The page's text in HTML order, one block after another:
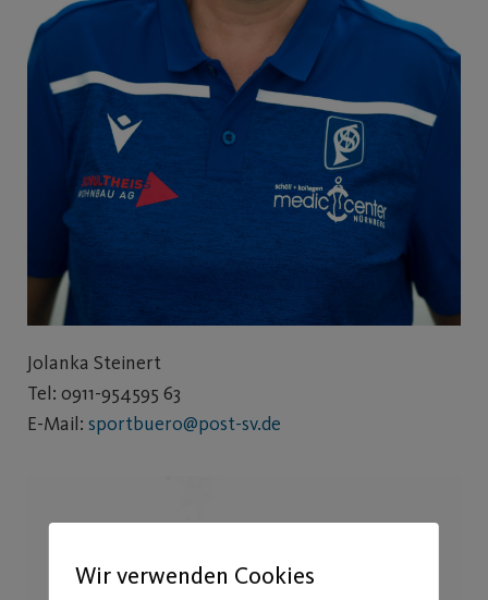
Jolanka Steinert
Tel: 0911-954595 63
E-Mail: sportbuero@post-sv.de
Wir verwenden Cookies